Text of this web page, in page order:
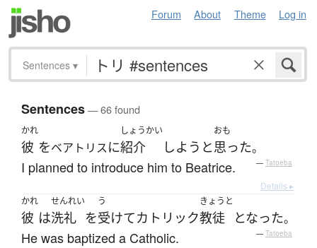
Forum About Theme Log in
Sentences ▾
Sentences— 66 found
かれ
彼 をベアトリスに
しょうかい
紹介 しよう と
おも
思った。
I planned to introduce him to Beatrice. — Tatoeba
Details ▸
かれ
彼 は
せんれい
洗礼 を
う
受けてカトリック
きょうと
教徒 となった。
He was baptized a Catholic. — Tatoeba